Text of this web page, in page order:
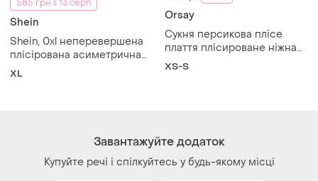
Завантажуйте додаток
Як це працює?